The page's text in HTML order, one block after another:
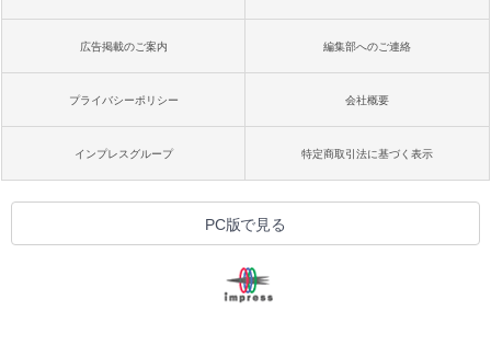
広告掲載のご案内 編集部へのご連絡
プライバシーポリシー 会社概要
インプレスグループ 特定商取引法に基づく表示
PC版で見る